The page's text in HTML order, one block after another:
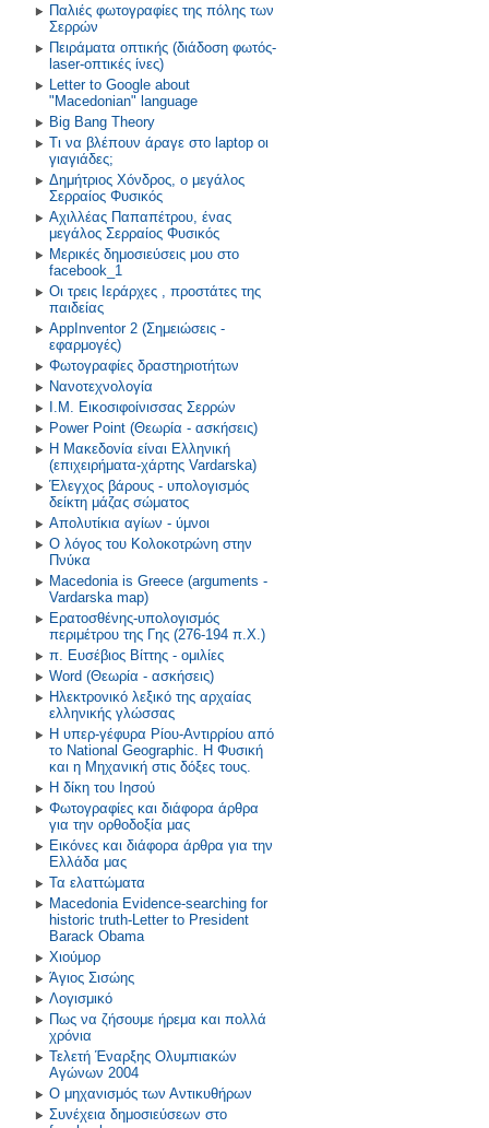
Παλιές φωτογραφίες της πόλης των
Σερρών
Πειράματα οπτικής (διάδοση φωτός-
laser-οπτικές ίνες)
Letter to Google about
"Macedonian" language
Big Bang Theory
Τι να βλέπουν άραγε στο laptop οι
γιαγιάδες;
Δημήτριος Χόνδρος, ο μεγάλος
Σερραίος Φυσικός
Αχιλλέας Παπαπέτρου, ένας
μεγάλος Σερραίος Φυσικός
Μερικές δημοσιεύσεις μου στο
facebook_1
Οι τρεις Ιεράρχες , προστάτες της
παιδείας
AppInventor 2 (Σημειώσεις -
εφαρμογές)
Φωτογραφίες δραστηριοτήτων
Νανοτεχνολογία
Ι.Μ. Εικοσιφοίνισσας Σερρών
Power Point (Θεωρία - ασκήσεις)
Η Μακεδονία είναι Ελληνική
(επιχειρήματα-χάρτης Vardarska)
Έλεγχος βάρους - υπολογισμός
δείκτη μάζας σώματος
Απολυτίκια αγίων - ύμνοι
Ο λόγος του Κολοκοτρώνη στην
Πνύκα
Macedonia is Greece (arguments -
Vardarska map)
Ερατοσθένης-υπολογισμός
περιμέτρου της Γης (276-194 π.Χ.)
π. Ευσέβιος Βίττης - ομιλίες
Word (Θεωρία - ασκήσεις)
Ηλεκτρονικό λεξικό της αρχαίας
ελληνικής γλώσσας
Η υπερ-γέφυρα Ρίου-Αντιρρίου από
το National Geographic. Η Φυσική
και η Μηχανική στις δόξες τους.
Η δίκη του Ιησού
Φωτογραφίες και διάφορα άρθρα
για την ορθοδοξία μας
Εικόνες και διάφορα άρθρα για την
Ελλάδα μας
Τα ελαττώματα
Macedonia Evidence-searching for
historic truth-Letter to President
Barack Obama
Χιούμορ
Άγιος Σισώης
Λογισμικό
Πως να ζήσουμε ήρεμα και πολλά
χρόνια
Τελετή Έναρξης Ολυμπιακών
Αγώνων 2004
Ο μηχανισμός των Αντικυθήρων
Συνέχεια δημοσιεύσεων στο